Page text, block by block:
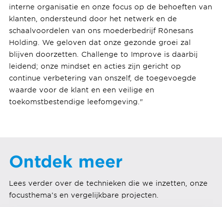
interne organisatie en onze focus op de behoeften van
klanten, ondersteund door het netwerk en de
schaalvoordelen van ons moederbedrijf Rönesans
Holding. We geloven dat onze gezonde groei zal
blijven doorzetten. Challenge to Improve is daarbij
leidend; onze mindset en acties zijn gericht op
continue verbetering van onszelf, de toegevoegde
waarde voor de klant en een veilige en
toekomstbestendige leefomgeving."
Ontdek meer
Lees verder over de technieken die we inzetten, onze
focusthema’s en vergelijkbare projecten.